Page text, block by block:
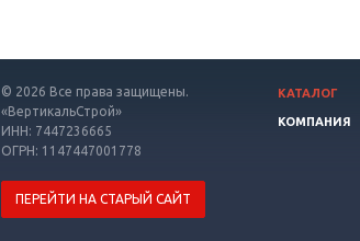
© 2026 Все права защищены.
«ВертикальСтрой»
ИНН: 7447236665
ОГРН: 1147447001778
ПЕРЕЙТИ НА СТАРЫЙ САЙТ
КАТАЛОГ
КОМПАНИЯ